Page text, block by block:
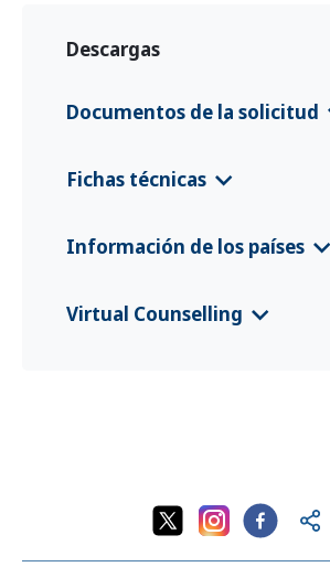
Descargas
Documentos de la solicitud
te Albanien (Deutsch)
Fichas técnicas
aflet (English)
Información de los países
Virtual Counselling